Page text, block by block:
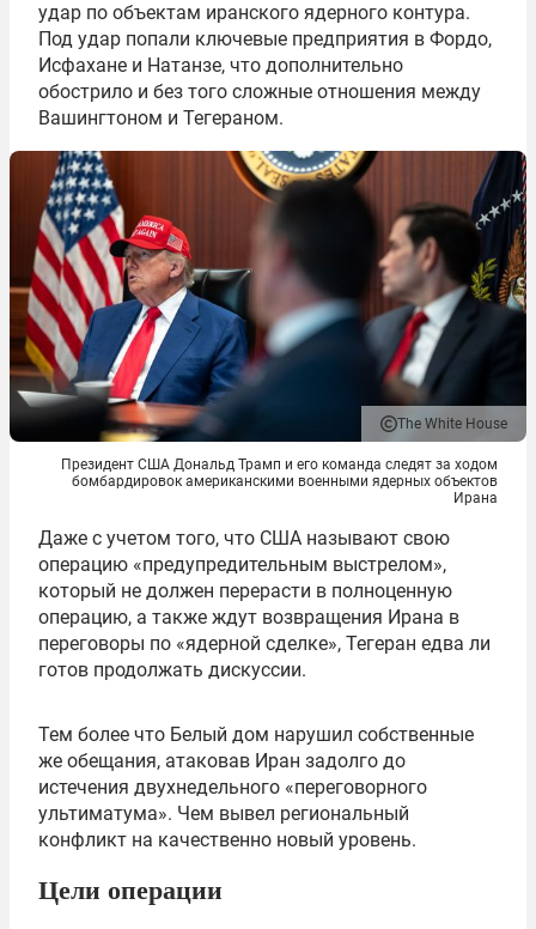
удар по объектам иранского ядерного контура.
Под удар попали ключевые предприятия в Фордо,
Исфахане и Натанзе, что дополнительно
обострило и без того сложные отношения между
Вашингтоном и Тегераном.
The White House
Президент США Дональд Трамп и его команда следят за ходом
бомбардировок американскими военными ядерных объектов
Ирана
Даже с учетом того, что США называют свою
операцию «предупредительным выстрелом»,
который не должен перерасти в полноценную
операцию, а также ждут возвращения Ирана в
переговоры по «ядерной сделке», Тегеран едва ли
готов продолжать дискуссии.
Тем более что Белый дом нарушил собственные
же обещания, атаковав Иран задолго до
истечения двухнедельного «переговорного
ультиматума». Чем вывел региональный
конфликт на качественно новый уровень.
Цели операции